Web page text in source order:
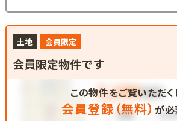
土地 会員限定
会員限定物件です
この物件をご覧いただく
会員登録（無料） が必